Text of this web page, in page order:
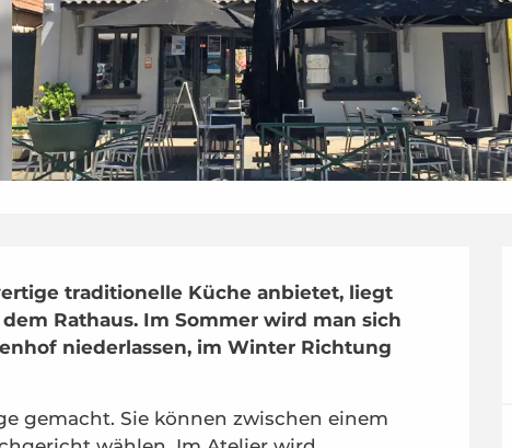
traditionelle Küche anbietet, liegt
Rathaus. Im Sommer wird man sich
niederlassen, im Winter Richtung
gemacht. Sie können zwischen einem